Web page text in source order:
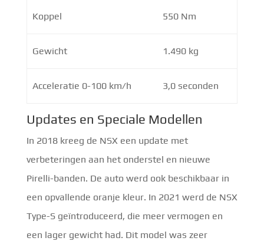
Koppel 550 Nm
Gewicht 1.490 kg
Acceleratie 0-100 km/h 3,0 seconden
Updates en Speciale Modellen
In 2018 kreeg de NSX een update met
verbeteringen aan het onderstel en nieuwe
Pirelli-banden. De auto werd ook beschikbaar in
een opvallende oranje kleur. In 2021 werd de NSX
Type-S geïntroduceerd, die meer vermogen en
een lager gewicht had. Dit model was zeer